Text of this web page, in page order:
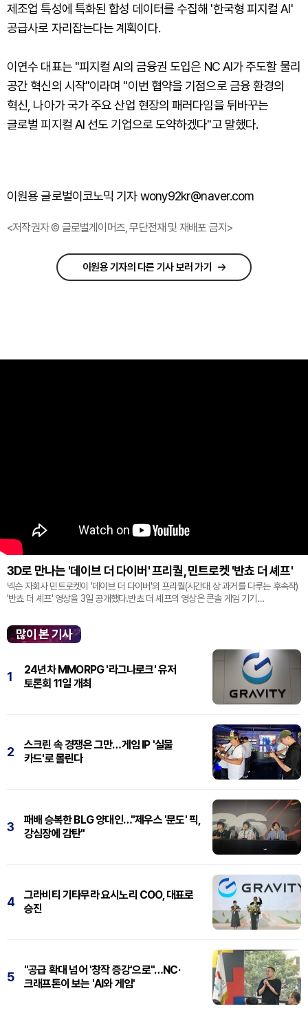
제조업 특성에 특화된 합성 데이터를 수집해 '한국형 피지컬 AI'
공급사로 자리잡는다는 계획이다.
이연수 대표는 "피지컬 AI의 금융권 도입은 NC AI가 주도할 물리
공간 혁신의 시작"이라며 "이번 협약을 기점으로 금융 환경의
혁신, 나아가 국가 주요 산업 현장의 패러다임을 뒤바꾸는
글로벌 피지컬 AI 선도 기업으로 도약하겠다"고 말했다.
이원용 글로벌이코노믹 기자 wony92kr@naver.com
<저작권자 © 글로벌게이머즈, 무단전재 및 재배포 금지>
이원용 기자의 다른 기사 보러 가기
3D로 만나는 '데이브 더 다이버' 프리퀄, 민트로켓 '반쵸 더 셰프'
넥슨 자회사 민트로켓이 '데이브 더 다이버'의 프리퀄(시간대 상 과거를 다루는 후속작)
'반쵸 더 셰프' 영상을 3일 공개했다.반쵸 더 셰프의 영상은 콘솔 게임 기기
많이 본 기사
1
24년차 MMORPG '라그나로크' 유저
토론회 11일 개최
2
스크린 속 경쟁은 그만…게임 IP '실물
카드'로 몰린다
3
패배 승복한 BLG 양대인…"제우스 '문도' 픽,
강심장에 감탄"
4
그라비티 기타무라 요시노리 COO, 대표로
승진
5
"공급 확대 넘어 '창작 증강'으로"…NC·
크래프톤이 보는 'AI와 게임'